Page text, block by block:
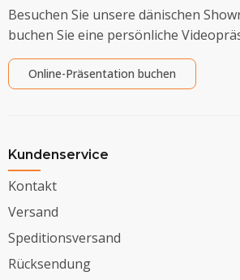
Besuchen Sie unsere dänischen
buchen Sie eine persönliche
Online-Präsentation buchen
Kundenservice
Kontakt
Versand
Speditionsversand
Rücksendung